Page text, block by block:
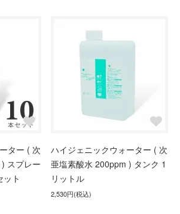
ター ( 次
スプレー
ト
ハイジェニックウォーター ( 次
亜塩素酸水 200ppm ) タンク 1
リットル
2,530円(税込)